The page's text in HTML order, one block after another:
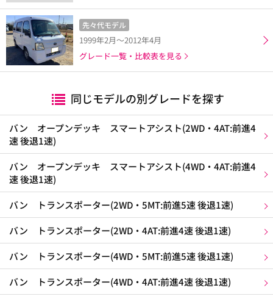
先々代モデル
1999年2月～2012年4月
グレード一覧・比較表を見る
同じモデルの別グレードを探す
バン オープンデッキ スマートアシスト(2WD・4AT:前進4
速 後退1速)
バン オープンデッキ スマートアシスト(4WD・4AT:前進4
速 後退1速)
バン トランスポーター(2WD・5MT:前進5速 後退1速)
バン トランスポーター(2WD・4AT:前進4速 後退1速)
バン トランスポーター(4WD・5MT:前進5速 後退1速)
バン トランスポーター(4WD・4AT:前進4速 後退1速)